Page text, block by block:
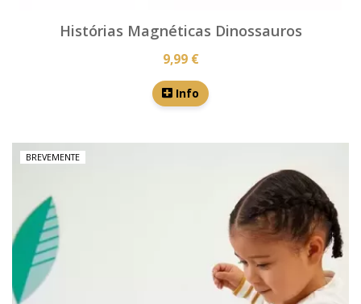
Histórias Magnéticas Dinossauros
9,99 €
Info
BREVEMENTE